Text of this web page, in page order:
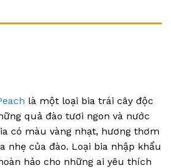
là một loại bia trái cây độc
quả đào tươi ngon và nước
có màu vàng nhạt, hương thơm
nhẹ của đào. Loại bia nhập khẩu
hảo cho những ai yêu thích